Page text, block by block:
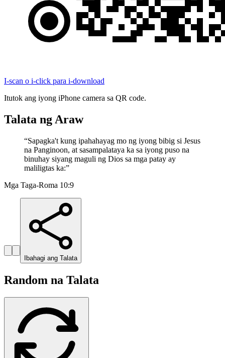
I-scan o i-click para i-download
Itutok ang iyong iPhone camera sa QR code.
Talata ng Araw
“Sapagka't kung ipahahayag mo ng iyong bibig si Jesus
na Panginoon, at sasampalataya ka sa iyong puso na
binuhay siyang maguli ng Dios sa mga patay ay
maliligtas ka:”
Mga Taga-Roma 10:9
Ibahagi ang Talata
Random na Talata